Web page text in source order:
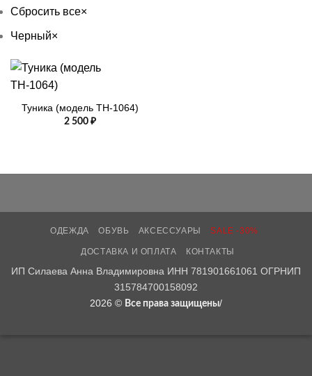
Сбросить все×
Черный×
Туника (модель ТН-1064)
2 500 ₽
ОДЕЖДА ОБУВЬ АКСЕССУАРЫ SALE -30%
ДОСТАВКА И ОПЛАТА КОНТАКТЫ
ИП Силаева Анна Владимировна ИНН 781901661061 ОГРНИП
315784700158092
2026 © Все права защищены/